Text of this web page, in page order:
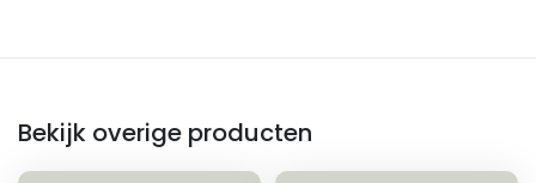
Bekijk overige producten